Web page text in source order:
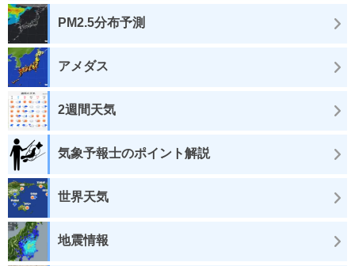
PM2.5分布予測
アメダス
2週間天気
気象予報士のポイント解説
世界天気
地震情報